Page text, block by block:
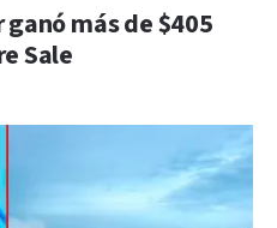
más de $405
Sale